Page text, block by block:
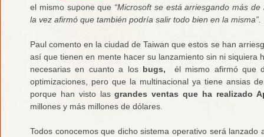
el mismo supone que “Microsoft se está arriesgando más
la vez afirmó que también podría salir todo bien en la misma”.
Paul comento en la ciudad de Taiwan que estos se han
así que tienen en mente hacer su lanzamiento sin ni siquiera
necesarias en cuanto a los bugs, él mismo afirmó que
optimizaciones, pero que la multinacional ya tiene ansias
porque han visto lasgrandes ventas que ha realizado
millones y más millones de dólares.
Todos conocemos que dicho sistema operativo será